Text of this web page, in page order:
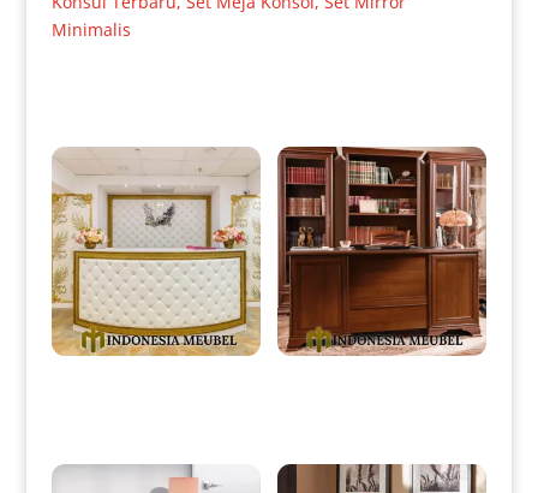
Minimalis